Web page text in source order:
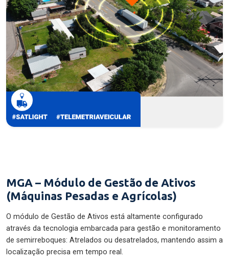
MGA – Módulo de Gestão de Ativos
(Máquinas Pesadas e Agrícolas)
O módulo de Gestão de Ativos está altamente configurado
através da tecnologia embarcada para gestão e monitoramento
de semirreboques: Atrelados ou desatrelados, mantendo assim a
localização precisa em tempo real.